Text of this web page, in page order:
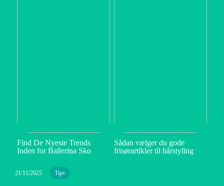
Find De Nyeste Trends
Inden for Ballerina Sko
Sådan vælger du gode
frisørartikler til hårstyling
21/11/2025 Tips